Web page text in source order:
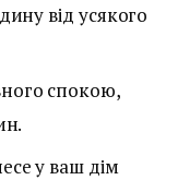
від усякого
спокою,
у ваш дім